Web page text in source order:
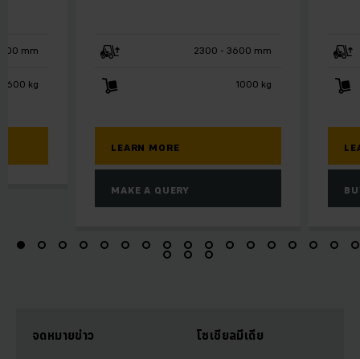
2300 - 3600 mm
1000 kg
LEARN MORE
MAKE A QUERY
mm
kg
จดหมายข่าว โซเชียลมีเดีย